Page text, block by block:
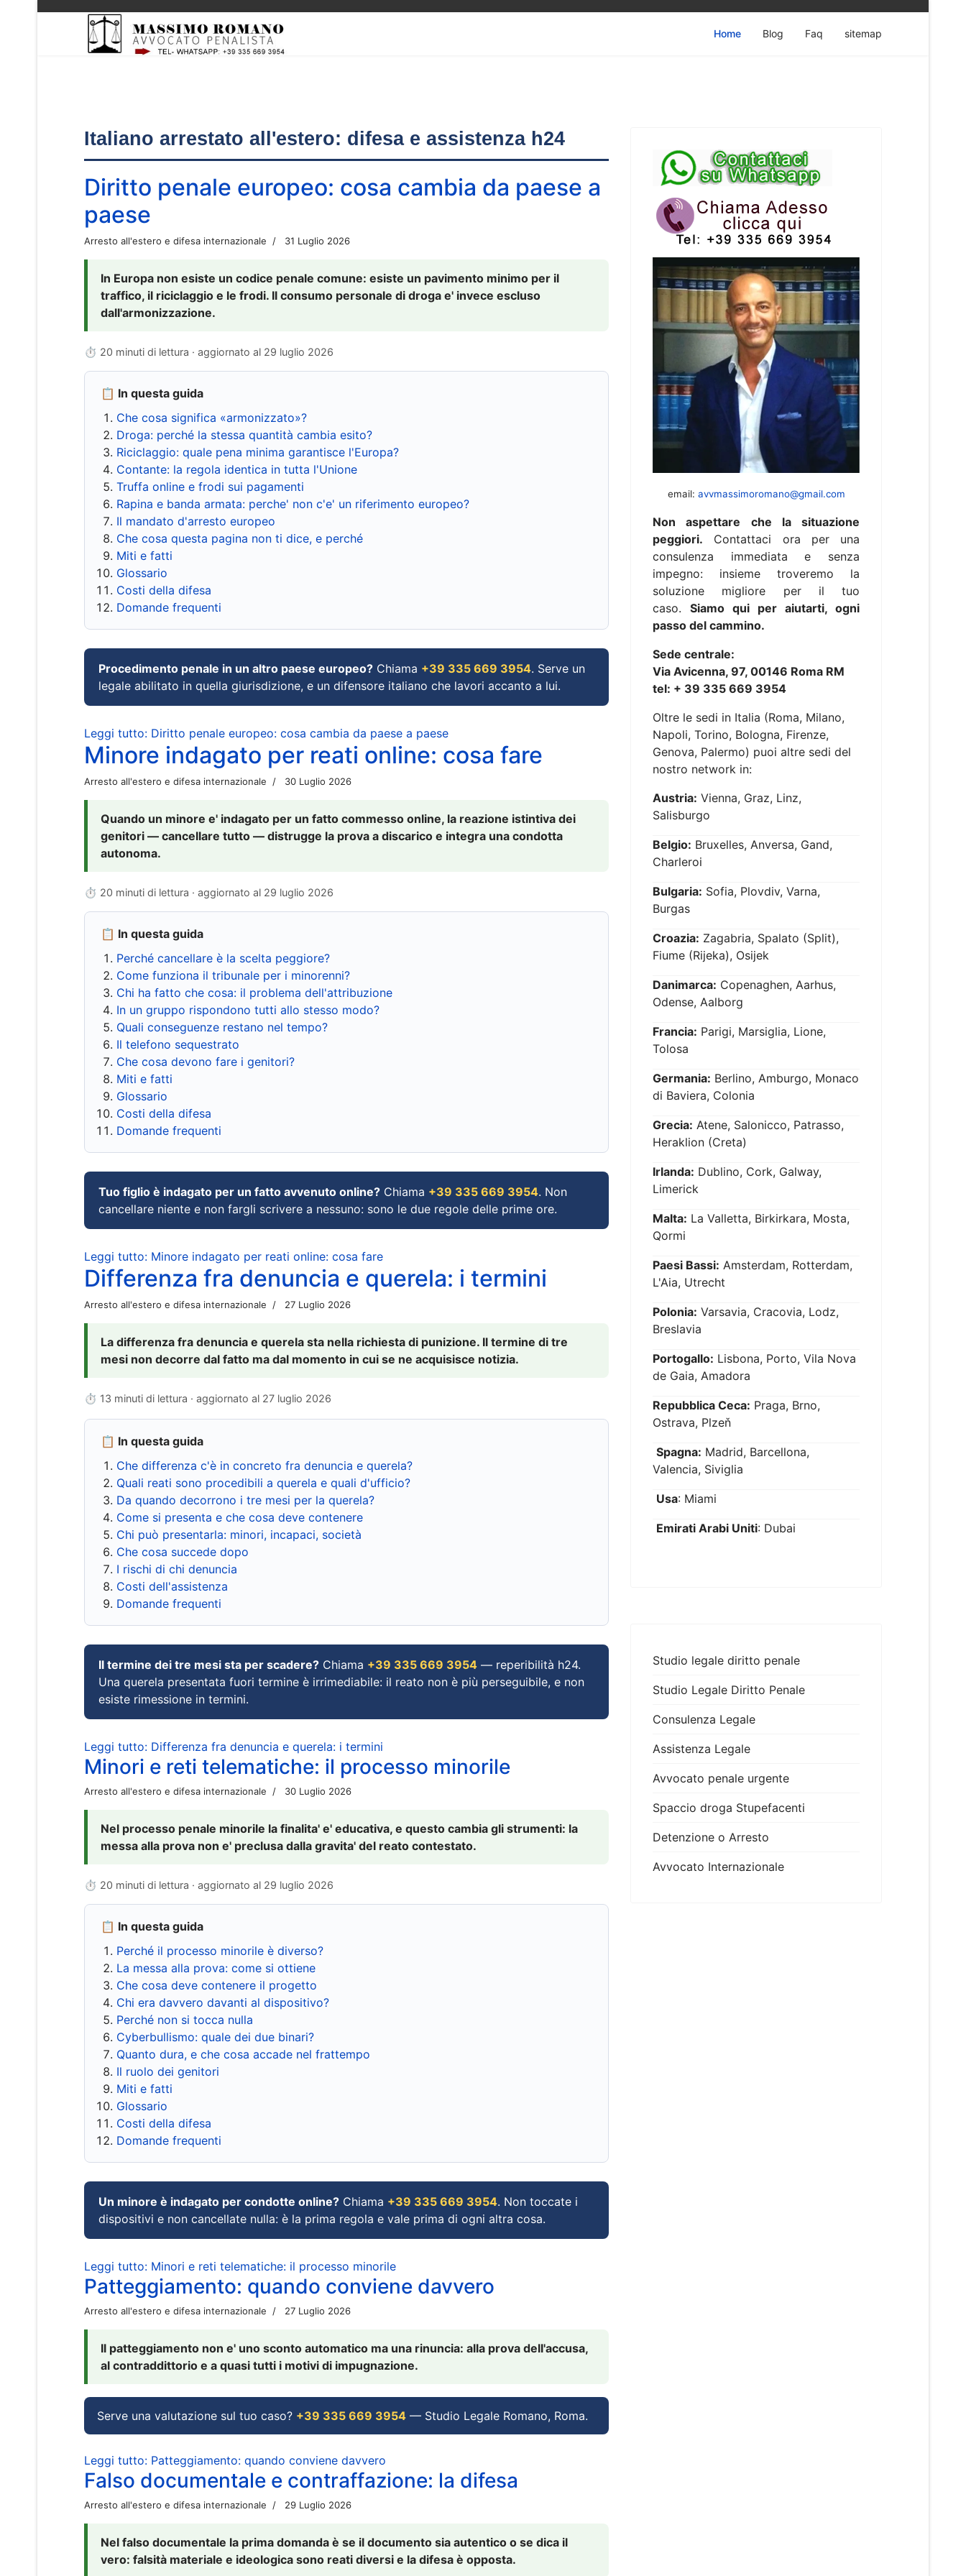
Home Blog Faq sitemap
Italiano arrestato all'estero: difesa e assistenza h24
Diritto penale europeo: cosa cambia da paese a
paese
Arresto all'estero e difesa internazionale 31 Luglio 2026
In Europa non esiste un codice penale comune: esiste un pavimento minimo per il
traffico, il riciclaggio e le frodi. Il consumo personale di droga e' invece escluso
dall'armonizzazione.
⏱ 20 minuti di lettura · aggiornato al 29 luglio 2026
📋 In questa guida
Che cosa significa «armonizzato»?
Droga: perché la stessa quantità cambia esito?
Riciclaggio: quale pena minima garantisce l'Europa?
Contante: la regola identica in tutta l'Unione
Truffa online e frodi sui pagamenti
Rapina e banda armata: perche' non c'e' un riferimento europeo?
Il mandato d'arresto europeo
Che cosa questa pagina non ti dice, e perché
Miti e fatti
Glossario
Costi della difesa
Domande frequenti
Procedimento penale in un altro paese europeo? Chiama +39 335 669 3954. Serve un
legale abilitato in quella giurisdizione, e un difensore italiano che lavori accanto a lui.
Leggi tutto: Diritto penale europeo: cosa cambia da paese a paese
Minore indagato per reati online: cosa fare
Arresto all'estero e difesa internazionale 30 Luglio 2026
Quando un minore e' indagato per un fatto commesso online, la reazione istintiva dei
genitori — cancellare tutto — distrugge la prova a discarico e integra una condotta
autonoma.
⏱ 20 minuti di lettura · aggiornato al 29 luglio 2026
📋 In questa guida
Perché cancellare è la scelta peggiore?
Come funziona il tribunale per i minorenni?
Chi ha fatto che cosa: il problema dell'attribuzione
In un gruppo rispondono tutti allo stesso modo?
Quali conseguenze restano nel tempo?
Il telefono sequestrato
Che cosa devono fare i genitori?
Miti e fatti
Glossario
Costi della difesa
Domande frequenti
Tuo figlio è indagato per un fatto avvenuto online? Chiama +39 335 669 3954. Non
cancellare niente e non fargli scrivere a nessuno: sono le due regole delle prime ore.
Leggi tutto: Minore indagato per reati online: cosa fare
Differenza fra denuncia e querela: i termini
Arresto all'estero e difesa internazionale 27 Luglio 2026
La differenza fra denuncia e querela sta nella richiesta di punizione. Il termine di tre
mesi non decorre dal fatto ma dal momento in cui se ne acquisisce notizia.
⏱ 13 minuti di lettura · aggiornato al 27 luglio 2026
📋 In questa guida
Che differenza c'è in concreto fra denuncia e querela?
Quali reati sono procedibili a querela e quali d'ufficio?
Da quando decorrono i tre mesi per la querela?
Come si presenta e che cosa deve contenere
Chi può presentarla: minori, incapaci, società
Che cosa succede dopo
I rischi di chi denuncia
Costi dell'assistenza
Domande frequenti
Il termine dei tre mesi sta per scadere? Chiama +39 335 669 3954 — reperibilità h24.
Una querela presentata fuori termine è irrimediabile: il reato non è più perseguibile, e non
esiste rimessione in termini.
Leggi tutto: Differenza fra denuncia e querela: i termini
Minori e reti telematiche: il processo minorile
Arresto all'estero e difesa internazionale 30 Luglio 2026
Nel processo penale minorile la finalita' e' educativa, e questo cambia gli strumenti: la
messa alla prova non e' preclusa dalla gravita' del reato contestato.
⏱ 20 minuti di lettura · aggiornato al 29 luglio 2026
📋 In questa guida
Perché il processo minorile è diverso?
La messa alla prova: come si ottiene
Che cosa deve contenere il progetto
Chi era davvero davanti al dispositivo?
Perché non si tocca nulla
Cyberbullismo: quale dei due binari?
Quanto dura, e che cosa accade nel frattempo
Il ruolo dei genitori
Miti e fatti
Glossario
Costi della difesa
Domande frequenti
Un minore è indagato per condotte online? Chiama +39 335 669 3954. Non toccate i
dispositivi e non cancellate nulla: è la prima regola e vale prima di ogni altra cosa.
Leggi tutto: Minori e reti telematiche: il processo minorile
Patteggiamento: quando conviene davvero
Arresto all'estero e difesa internazionale 27 Luglio 2026
Il patteggiamento non e' uno sconto automatico ma una rinuncia: alla prova dell'accusa,
al contraddittorio e a quasi tutti i motivi di impugnazione.
Serve una valutazione sul tuo caso? +39 335 669 3954 — Studio Legale Romano, Roma.
Leggi tutto: Patteggiamento: quando conviene davvero
Falso documentale e contraffazione: la difesa
Arresto all'estero e difesa internazionale 29 Luglio 2026
Nel falso documentale la prima domanda è se il documento sia autentico o se dica il
vero: falsità materiale e ideologica sono reati diversi e la difesa è opposta.
email: avvmassimoromano@gmail.com
Non aspettare che la situazione
peggiori. Contattaci ora per una
consulenza immediata e senza
impegno: insieme troveremo la
soluzione migliore per il tuo
caso. Siamo qui per aiutarti, ogni
passo del cammino.
Sede centrale:
Via Avicenna, 97, 00146 Roma RM
tel: + 39 335 669 3954
Oltre le sedi in Italia (Roma, Milano,
Napoli, Torino, Bologna, Firenze,
Genova, Palermo) puoi altre sedi del
nostro network in:
Austria: Vienna, Graz, Linz,
Salisburgo
Belgio: Bruxelles, Anversa, Gand,
Charleroi
Bulgaria: Sofia, Plovdiv, Varna,
Burgas
Croazia: Zagabria, Spalato (Split),
Fiume (Rijeka), Osijek
Danimarca: Copenaghen, Aarhus,
Odense, Aalborg
Francia: Parigi, Marsiglia, Lione,
Tolosa
Germania: Berlino, Amburgo, Monaco
di Baviera, Colonia
Grecia: Atene, Salonicco, Patrasso,
Heraklion (Creta)
Irlanda: Dublino, Cork, Galway,
Limerick
Malta: La Valletta, Birkirkara, Mosta,
Qormi
Paesi Bassi: Amsterdam, Rotterdam,
L'Aia, Utrecht
Polonia: Varsavia, Cracovia, Lodz,
Breslavia
Portogallo: Lisbona, Porto, Vila Nova
de Gaia, Amadora
Repubblica Ceca: Praga, Brno,
Ostrava, Plzeň
Spagna: Madrid, Barcellona,
Valencia, Siviglia
Usa: Miami
Emirati Arabi Uniti: Dubai
Studio legale diritto penale
Studio Legale Diritto Penale
Consulenza Legale
Assistenza Legale
Avvocato penale urgente
Spaccio droga Stupefacenti
Detenzione o Arresto
Avvocato Internazionale